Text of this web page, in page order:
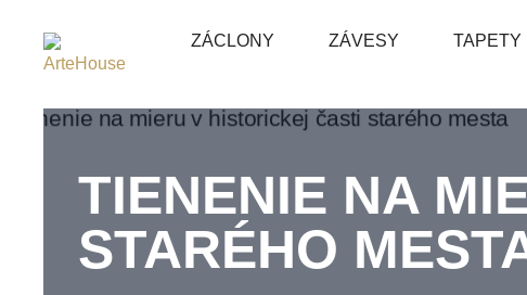
ZÁCLONY ZÁVESY TAPETY
TIENENIE NA
STARÉHO